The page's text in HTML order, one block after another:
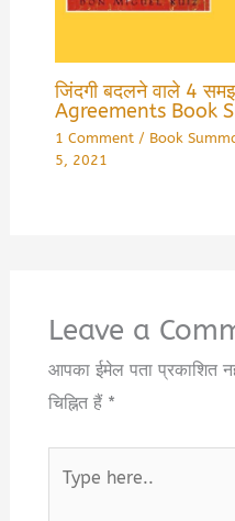
जिंदगी बदलने वाले 4
Agreements Book
1 Comment / Book
5, 2021
Leave a
आपका ईमेल पता प्रकाशित
चिह्नित हैं *
here..